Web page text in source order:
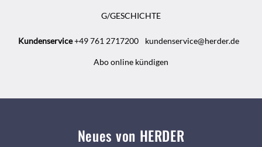
G/GESCHICHTE
Kundenservice+49 761 2717200 kundenservice@herder.de
Abo online kündigen
Neues von HERDER